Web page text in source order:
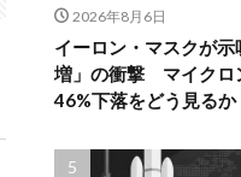
2026年8月6日
イーロン・マスクが
増」の衝撃 マイクロ
46%下落をどう見るか